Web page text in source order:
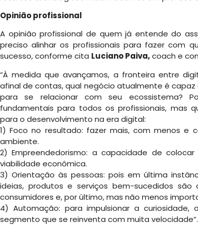
Opinião profissional
A opinião profissional de quem já entende do
preciso alinhar os profissionais para fazer com
sucesso, conforme cita Luciano Paiva,coach e
“À medida que avançamos, a fronteira entre
afinal de contas, qual negócio atualmente é
para se relacionar com seu ecossistema?
fundamentais para todos os profissionais, mas
para o desenvolvimento na era digital:
1) Foco no resultado: fazer mais, com menos e
ambiente.
2) Empreendedorismo: a capacidade de
viabilidade econômica.
3) Orientação às pessoas: pois em última
ideias, produtos e serviços bem-sucedidos
consumidores e, por último, mas não menos
4) Automação: para impulsionar a
segmento que se reinventa com muita velocidade”.